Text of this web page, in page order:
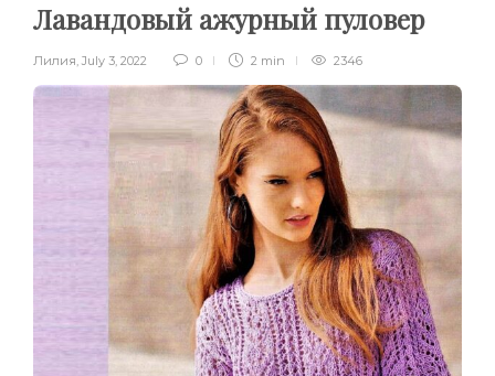
Лавандовый ажурный пуловер
Лилия, July 3, 2022 0 2 min 2346